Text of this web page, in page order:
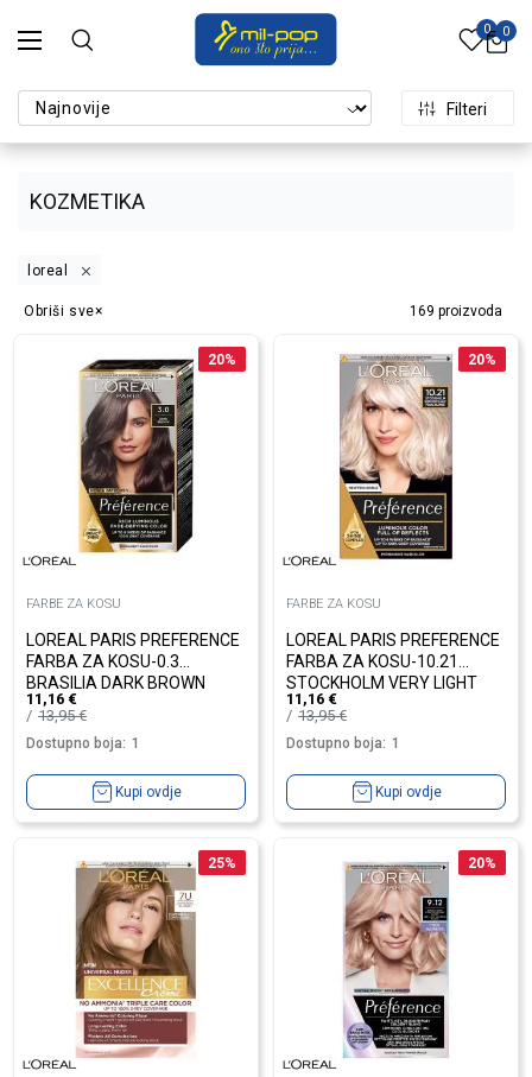
0 0
KOZMETIKA
Filteri
loreal
169 proizvoda
Obriši sve
20%
FARBE ZA KOSU
LOREAL PARIS PREFERENCE
FARBA ZA KOSU-0.3
BRASILIA DARK BROWN
11,16 €
13,95€
Dostupno boja: 1
Kupi ovdje
20%
FARBE ZA KOSU
LOREAL PARIS PREFERENCE
FARBA ZA KOSU-10.21
STOCKHOLM VERY LIGHT
PEARL BLONDE
11,16 €
13,95€
Dostupno boja: 1
Kupi ovdje
25% 20%